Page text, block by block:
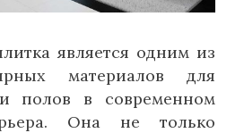
является одним из
материалов для
полов в современном
Она не только